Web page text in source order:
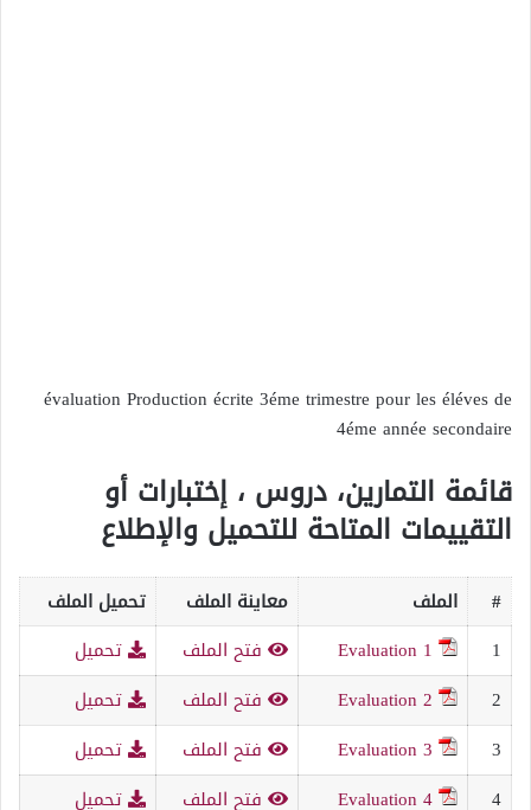
évaluation Production écrite 3éme trimestre pour les éléves de
4éme année secondaire
قائمة التمارين، دروس ، إختبارات أو
التقييمات المتاحة للتحميل والإطلاع
# الملف معاينة الملف
تحميل الملف
1
Evaluation 1 فتح الملف
تحميل
2
Evaluation 2 فتح الملف
تحميل
3
Evaluation 3 فتح الملف
تحميل
4
Evaluation 4 فتح الملف
تحميل